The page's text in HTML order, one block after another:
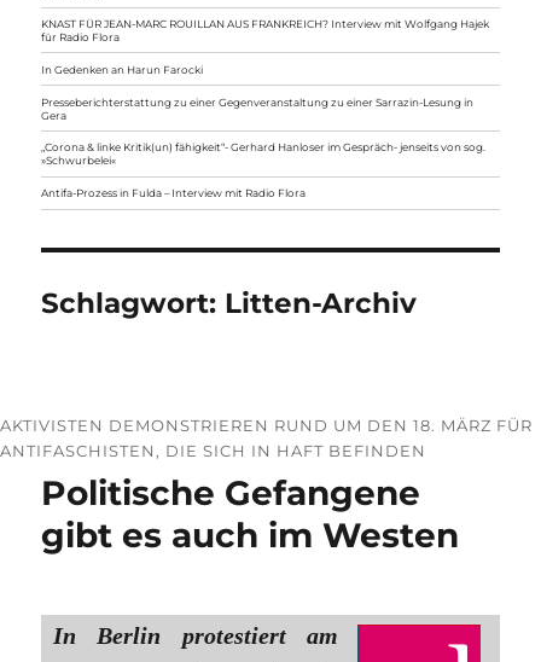
KNAST FÜR JEAN-MARC ROUILLAN AUS FRANKREICH? Interview mit Wolfgang Hajek
für Radio Flora
In Gedenken an Harun Farocki
Presseberichterstattung zu einer Gegenveranstaltung zu einer Sarrazin-Lesung in
Gera
„Corona & linke Kritik(un) fähigkeit“- Gerhard Hanloser im Gespräch- jenseits von sog.
»Schwurbelei«
Antifa-Prozess in Fulda – Interview mit Radio Flora
Schlagwort: Litten-Archiv
AKTIVISTEN DEMONSTRIEREN RUND UM DEN 18. MÄRZ FÜR
ANTIFASCHISTEN, DIE SICH IN HAFT BEFINDEN
Politische Gefangene
gibt es auch im Westen
In Berlin protestiert am